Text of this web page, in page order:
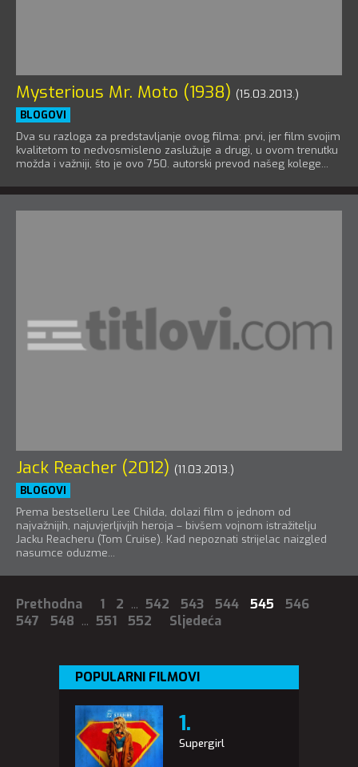
Mysterious Mr. Moto (1938) (15.03.2013.)
BLOGOVI
Dva su razloga za predstavljanje ovog filma: prvi, jer film svojim
kvalitetom to nedvosmisleno zaslužuje a drugi, u ovom trenutku
možda i važniji, što je ovo 750. autorski prevod našeg kolege...
Jack Reacher (2012) (11.03.2013.)
BLOGOVI
Prema bestselleru Lee Childa, dolazi film o jednom od
najvažnijih, najuvjerljivjih heroja – bivšem vojnom istražitelju
Jacku Reacheru (Tom Cruise). Kad nepoznati strijelac naizgled
nasumce oduzme...
Prethodna 1 2 ... 542 543 544 545
546
547
548 ... 551 552 Sljedeća
POPULARNI FILMOVI
Supergirl